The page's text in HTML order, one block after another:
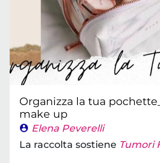
Organizza la tua
make up
Elena Peverelli
La raccolta sostiene Tumori